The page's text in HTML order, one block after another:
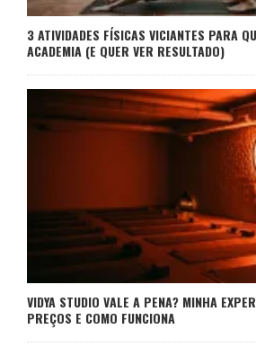
3 ATIVIDADES FÍSICAS VICIANTES PARA
ACADEMIA (E QUER VER RESULTADO)
VIDYA STUDIO VALE A PENA? MINHA
PREÇOS E COMO FUNCIONA